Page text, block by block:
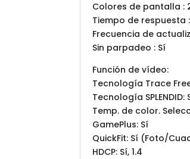
Colores de pantalla :
Tiempo de respuesta
Frecuencia de
Sin parpadeo : Sí
Función de vídeo:
Tecnología Trace
Tecnología SPLENDID:
Temp. de color.
GamePlus: Sí
QuickFit: Sí (Foto/
HDCP: Sí, 1.4